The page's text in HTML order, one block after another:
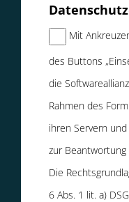
Mit
des Buttons
die
Rahmen des
ihren Servern
zur
Die
6 Abs. 1 lit. a)